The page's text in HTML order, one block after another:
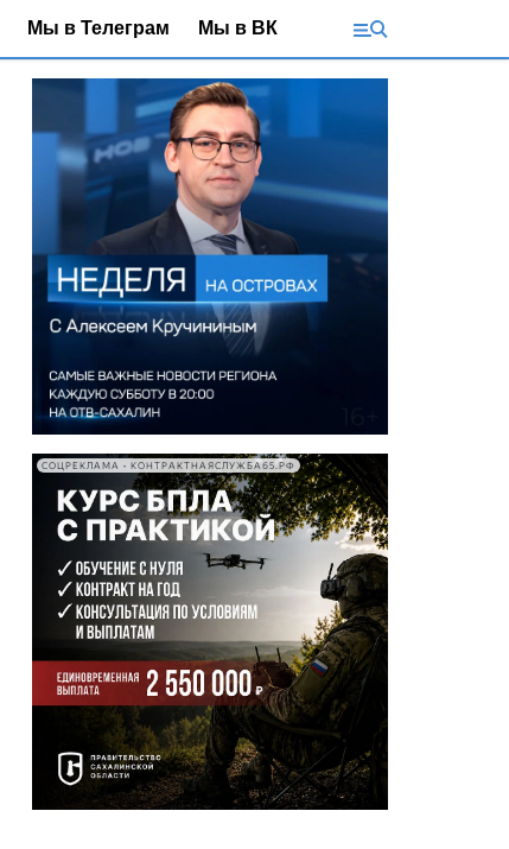
Мы в Телеграм Мы в ВК
СОЦРЕКЛАМА • КОНТРАКТНАЯСЛУЖБА65.РФ